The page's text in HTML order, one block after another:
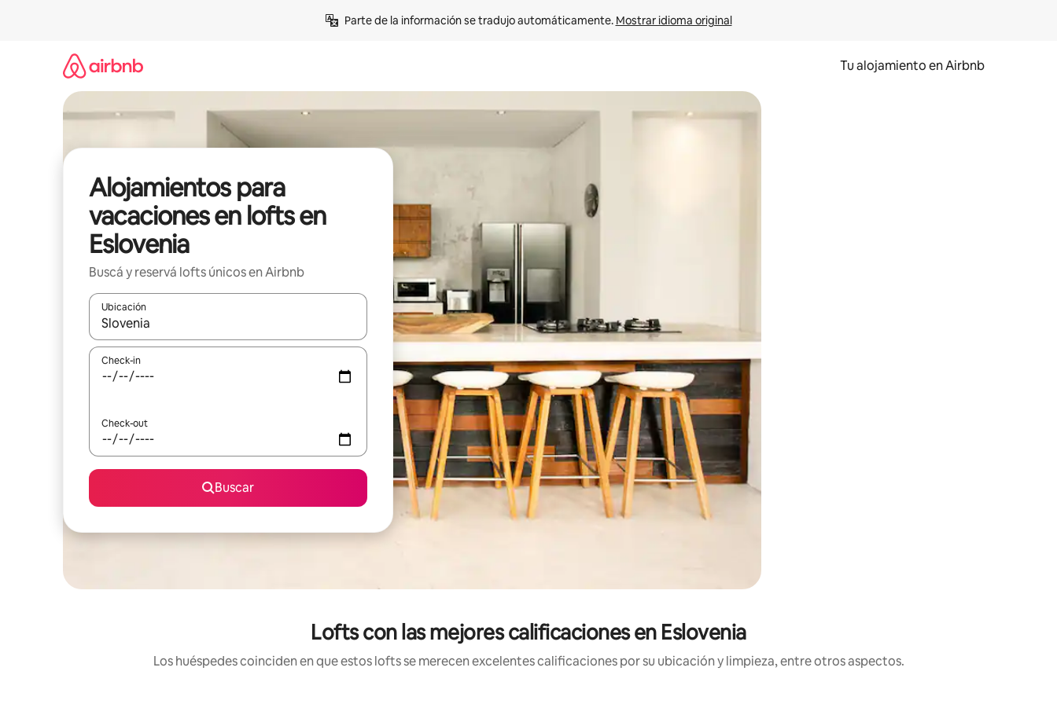
Parte de la información se tradujo automáticamente. Mostrar idioma original
Tu alojamiento en Airbnb
Alojamientos para
vacaciones en lofts en
Eslovenia
Buscá y reservá lofts únicos en Airbnb
Ubicación
Cuando los resultados estén disponibles, navegá con las teclas de flecha hacia arriba y hacia abajo o explorá deslizando el dedo.
Check-in
Check-out
Buscar
Lofts con las mejores calificaciones en Eslovenia
Los huéspedes coinciden en que estos lofts se merecen excelentes calificaciones por su ubicación y limpieza, entre otros aspectos.